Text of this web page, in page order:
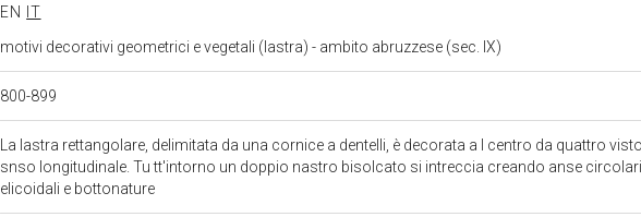
EN
IT
motivi decorativi geometrici e vegetali (lastra) - ambito abruzzese (sec. IX)
800-899
La lastra rettangolare, delimitata da una cornice a dentelli, è decorata a l centro da quattro
snso longitudinale. Tu tt'intorno un doppio nastro bisolcato si intreccia creando anse
elicoidali e bottonature